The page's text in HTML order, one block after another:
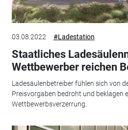
03.08.2022 #Ladestation
Staatliches
Wettbewerber reichen
Ladesäulenbetreiber fühlen sich von
Preisvorgaben bedroht und beklagen
Wettbewerbsverzerrung.